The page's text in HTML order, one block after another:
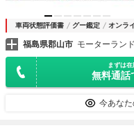
車両状態評価書 グー鑑定 オンラ
福島県郡山市 モーターラン
まずは
無料通話
今あな